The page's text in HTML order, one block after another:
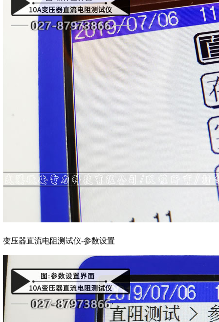
变压器直流电阻测试仪-参数设置